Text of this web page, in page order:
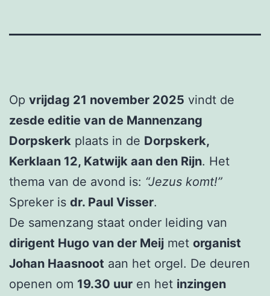
Op vrijdag 21 november 2025 vindt de
zesde editie van de Mannenzang
Dorpskerk plaats in de Dorpskerk,
Kerklaan 12, Katwijk aan den Rijn. Het
thema van de avond is: “Jezus komt!”
Spreker is dr. Paul Visser.
De samenzang staat onder leiding van
dirigent Hugo van der Meij met organist
Johan Haasnoot aan het orgel. De deuren
openen om 19.30 uur en het inzingen